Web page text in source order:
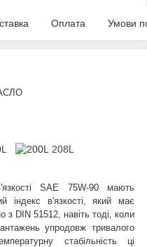
Оплата Умови
208L
SAE 75W-90 мають
індекс в'язкості, який має
з DIN 51512, навіть тоді, коли
упродовж тривалого
стабільність ці